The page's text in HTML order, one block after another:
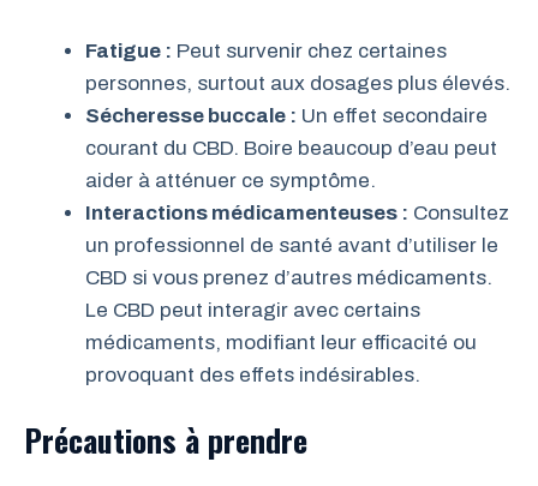
Fatigue : Peut survenir chez certaines
personnes, surtout aux dosages plus élevés.
Sécheresse buccale : Un effet secondaire
courant du CBD. Boire beaucoup d’eau peut
aider à atténuer ce symptôme.
Interactions médicamenteuses : Consultez
un professionnel de santé avant d’utiliser le
CBD si vous prenez d’autres médicaments.
Le CBD peut interagir avec certains
médicaments, modifiant leur efficacité ou
provoquant des effets indésirables.
Précautions à prendre